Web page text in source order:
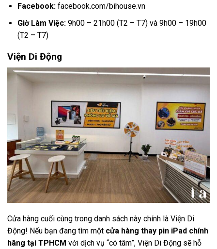
Facebook: facebook.com/bihouse.vn
Giờ Làm Việc:9h00 – 21h00 (T2 – T7) và 9h00 – 19h00
(T2 – T7)
Viện Di Động
Cửa hàng cuối cùng trong danh sách này chính là Viện Di
Động! Nếu bạn đang tìm một cửa hàng thay pin iPad chính
hãng tại TPHCM với dịch vụ “có tâm”, Viện Di Động sẽ hỗ